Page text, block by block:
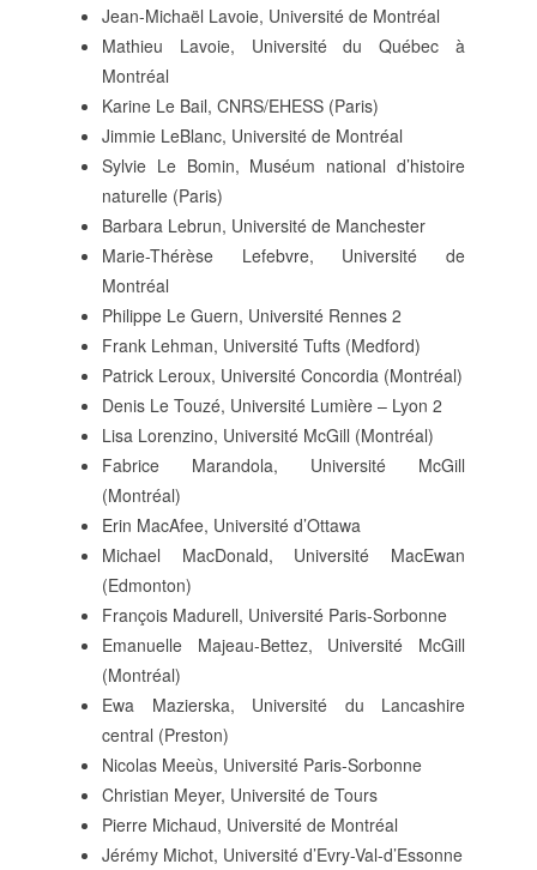
Jean-Michaël Lavoie, Université de Montréal
Mathieu Lavoie, Université du Québec à
Montréal
Karine Le Bail, CNRS/EHESS (Paris)
Jimmie LeBlanc, Université de Montréal
Sylvie Le Bomin, Muséum national d’histoire
naturelle (Paris)
Barbara Lebrun, Université de Manchester
Marie-Thérèse Lefebvre, Université de
Montréal
Philippe Le Guern, Université Rennes 2
Frank Lehman, Université Tufts (Medford)
Patrick Leroux, Université Concordia (Montréal)
Denis Le Touzé, Université Lumière – Lyon 2
Lisa Lorenzino, Université McGill (Montréal)
Fabrice Marandola, Université McGill
(Montréal)
Erin MacAfee, Université d’Ottawa
Michael MacDonald, Université MacEwan
(Edmonton)
François Madurell, Université Paris-Sorbonne
Emanuelle Majeau-Bettez, Université McGill
(Montréal)
Ewa Mazierska, Université du Lancashire
central (Preston)
Nicolas Meeùs, Université Paris-Sorbonne
Christian Meyer, Université de Tours
Pierre Michaud, Université de Montréal
Jérémy Michot, Université d’Evry-Val-d’Essonne